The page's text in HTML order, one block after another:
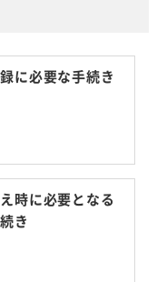
に必要な手続き
時に必要となる
き